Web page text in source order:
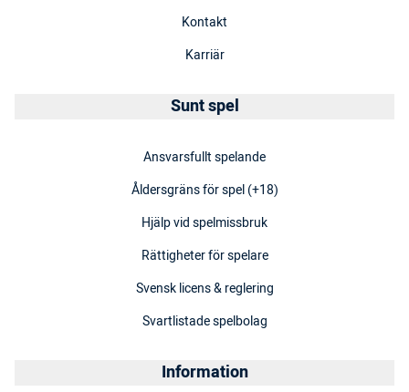
Kontakt
Karriär
Sunt spel
Ansvarsfullt spelande
Åldersgräns för spel (+18)
Hjälp vid spelmissbruk
Rättigheter för spelare
Svensk licens & reglering
Svartlistade spelbolag
Information